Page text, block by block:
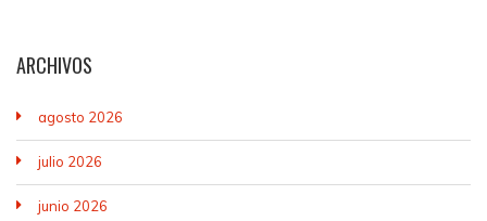
ARCHIVOS
agosto 2026
julio 2026
junio 2026